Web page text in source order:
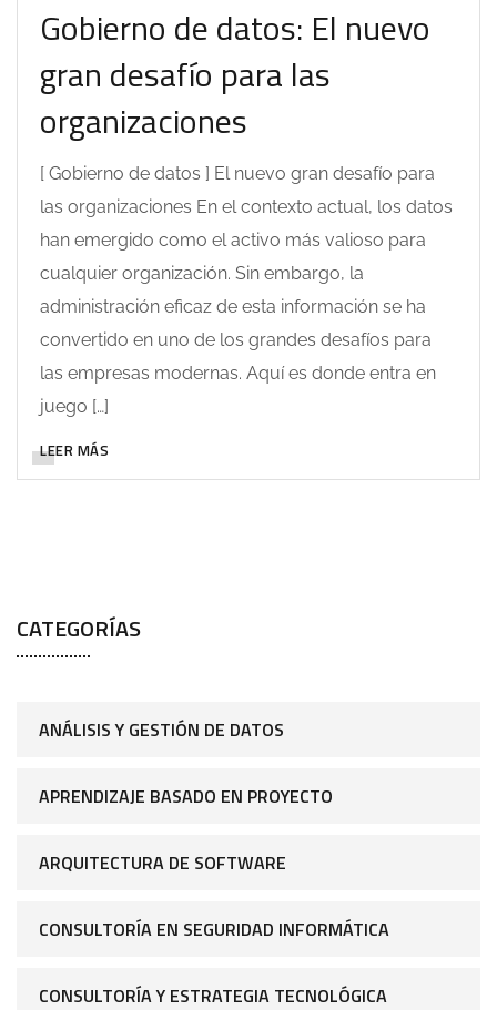
Gobierno de datos: El nuevo
gran desafío para las
organizaciones
[ Gobierno de datos ] El nuevo gran desafío para
las organizaciones En el contexto actual, los datos
han emergido como el activo más valioso para
cualquier organización. Sin embargo, la
administración eficaz de esta información se ha
convertido en uno de los grandes desafíos para
las empresas modernas. Aquí es donde entra en
juego […]
LEER MÁS
CATEGORÍAS
ANÁLISIS Y GESTIÓN DE DATOS
APRENDIZAJE BASADO EN PROYECTO
ARQUITECTURA DE SOFTWARE
CONSULTORÍA EN SEGURIDAD INFORMÁTICA
CONSULTORÍA Y ESTRATEGIA TECNOLÓGICA